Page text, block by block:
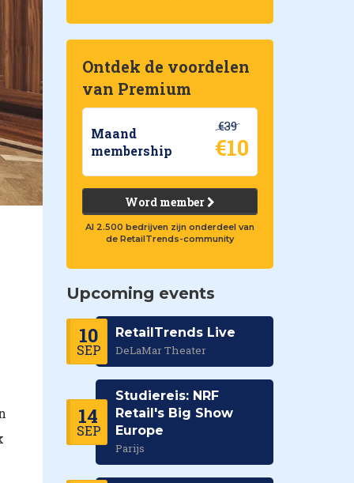
Ontdek de voordelen
van Premium
Maand
membership
€39
€10
Word member
Al 2.500 bedrijven zijn onderdeel van
de RetailTrends-community
Upcoming events
10
SEP
RetailTrends Live
DeLaMar Theater
14
SEP
Studiereis: NRF
Retail's Big Show
Europe
Parijs